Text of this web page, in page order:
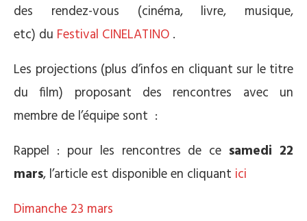
des rendez-vous (cinéma, livre, musique,
etc) du Festival CINELATINO .
Les projections (plus d’infos en cliquant sur le titre
du film) proposant des rencontres avec un
membre de l’équipe sont :
Rappel : pour les rencontres de ce samedi 22
mars, l’article est disponible en cliquant ici
Dimanche 23 mars